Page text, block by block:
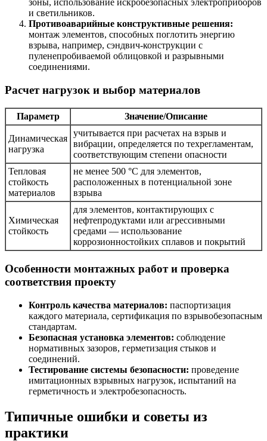
и светильников.
Противоаварийные конструктивные решения:
монтаж элементов, способных поглотить энергию
взрыва, например, сэндвич-конструкции с
пуленепробиваемой облицовкой и разрывными
соединениями.
Расчет нагрузок и выбор материалов
Параметр Значение/Описание
Динамическая
нагрузка
учитывается при расчетах на взрыв и
вибрации, определяется по техрегламентам,
соответствующим степени опасности
Тепловая
стойкость
материалов
не менее 500 °C для элементов,
расположенных в потенциальной зоне
взрыва
Химическая
стойкость
для элементов, контактирующих с
нефтепродуктами или агрессивными
средами — использование
коррозионностойких сплавов и покрытий
Особенности монтажных работ и проверка
соответствия проекту
Контроль качества материалов: паспортизация
каждого материала, сертификация по взрывобезопасным
стандартам.
Безопасная установка элементов: соблюдение
нормативных зазоров, герметизация стыков и
соединений.
Тестирование системы безопасности: проведение
имитационных взрывных нагрузок, испытаний на
герметичность и электробезопасность.
Типичные ошибки и советы из
практики